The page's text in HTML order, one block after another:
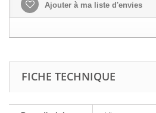
Ajouter à ma liste d'envies
FICHE TECHNIQUE